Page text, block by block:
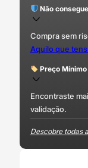
Não
Compra sem
Aquilo que
Preço
Encontraste
validação.
Descobre todas